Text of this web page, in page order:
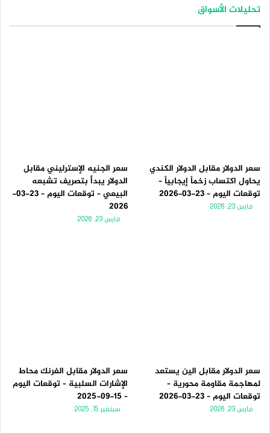
تحليلات الأسواق
سعر الدولار مقابل الدولار الكندي
يحاول اكتساب زخماً إيجابياً –
توقعات اليوم – 23-03-2026
مارس 23, 2026
سعر الجنيه الإسترليني مقابل
الدولار يبدأ بتصريف تشبعه
البيعي – توقعات اليوم – 23-03-
2026
مارس 23, 2026
سعر الدولار مقابل الين يستعد
لمهاجمة مقاومة محورية –
توقعات اليوم – 23-03-2026
مارس 23, 2026
سعر الدولار مقابل الفرنك محاط
الإشارات السلبية – توقعات اليوم
– 15-09-2025
سبتمبر 15, 2025